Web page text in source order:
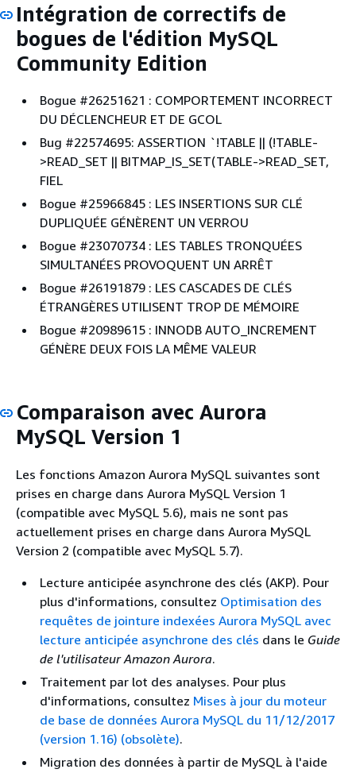
Intégration de correctifs de
bogues de l'édition MySQL
Community Edition
Bogue #26251621 : COMPORTEMENT INCORRECT
DU DÉCLENCHEUR ET DE GCOL
Bug #22574695: ASSERTION `!TABLE || (!TABLE-
>READ_SET || BITMAP_IS_SET(TABLE->READ_SET,
FIEL
Bogue #25966845 : LES INSERTIONS SUR CLÉ
DUPLIQUÉE GÉNÈRENT UN VERROU
Bogue #23070734 : LES TABLES TRONQUÉES
SIMULTANÉES PROVOQUENT UN ARRÊT
Bogue #26191879 : LES CASCADES DE CLÉS
ÉTRANGÈRES UTILISENT TROP DE MÉMOIRE
Bogue #20989615 : INNODB AUTO_INCREMENT
GÉNÈRE DEUX FOIS LA MÊME VALEUR
Comparaison avec Aurora
MySQL Version 1
Les fonctions Amazon Aurora MySQL suivantes sont
prises en charge dans Aurora MySQL Version 1
(compatible avec MySQL 5.6), mais ne sont pas
actuellement prises en charge dans Aurora MySQL
Version 2 (compatible avec MySQL 5.7).
Lecture anticipée asynchrone des clés (AKP). Pour
plus d'informations, consultez Optimisation des
requêtes de jointure indexées Aurora MySQL avec
lecture anticipée asynchrone des clés dans le Guide
de l'utilisateur Amazon Aurora.
Traitement par lot des analyses. Pour plus
d'informations, consultez Mises à jour du moteur
de base de données Aurora MySQL du 11/12/2017
(version 1.16) (obsolète).
Migration des données à partir de MySQL à l'aide